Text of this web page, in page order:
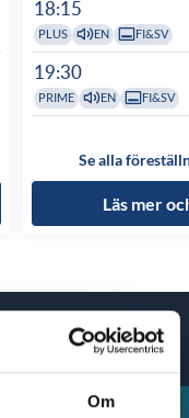
Om
18:15
PLUS EN FI&SV
19:30
PRIME EN FI&SV
Se alla
Läs mer